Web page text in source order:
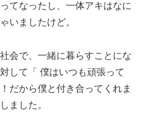
てなったし、一体アキはなに
いましたけど。
会で、一緒に暮らすことにな
して「 僕はいつも頑張って
だから僕と付き合ってくれま
ました。